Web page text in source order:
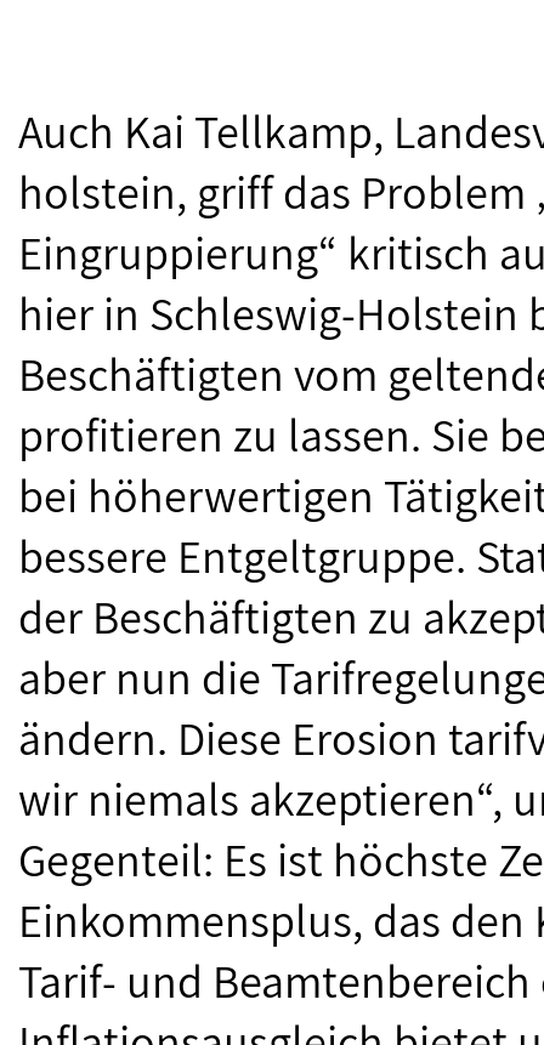
Auch Kai Tellkamp,
holstein, griff das
Eingruppierung“ kritisch
hier in Schleswig-Holstein
Beschäftigten vom
profitieren zu lassen. Sie
bei höherwertigen
bessere Entgeltgruppe.
der Beschäftigten zu
aber nun die
ändern. Diese Erosion
wir niemals akzeptieren“,
Gegenteil: Es ist höchste
Einkommensplus, das
Tarif- und